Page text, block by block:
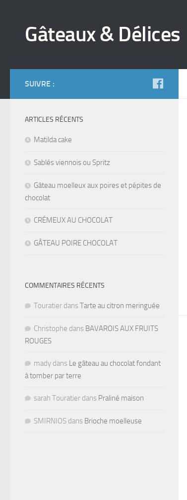
Gâteaux & Délices
SUIVRE :
ARTICLES RÉCENTS
Matilda cake
Sablés viennois ou Spritz
Gâteau moelleux aux poires et pépites de
chocolat
CRÉMEUX AU CHOCOLAT
GÂTEAU POIRE CHOCOLAT
COMMENTAIRES RÉCENTS
Touratier dans Tarte au citron meringuée
Christophe dans BAVAROIS AUX FRUITS
ROUGES
mady dans Le gâteau au chocolat fondant
à tomber par terre
sarah Touratier dans Praliné maison
SMIRNIOS dans Brioche moelleuse